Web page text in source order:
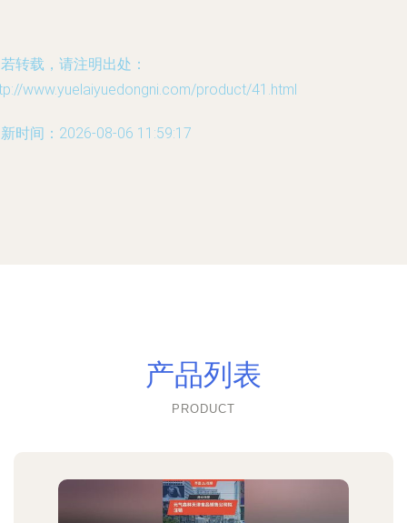
转载，请注明出处：
www.yuelaiyuedongni.com/product/41.html
时间：2026-08-06 11:59:17
产品列表
PRODUCT